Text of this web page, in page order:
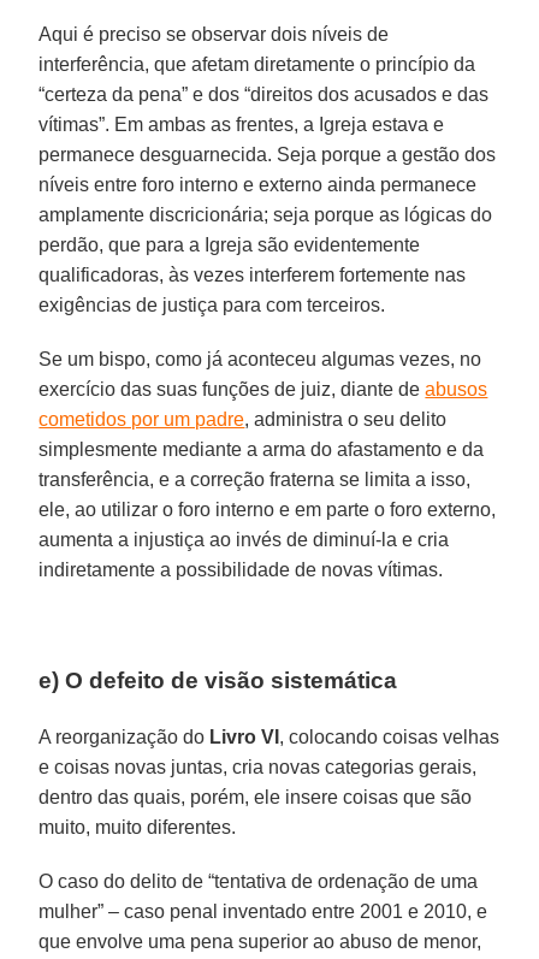
Aqui é preciso se observar dois níveis de
interferência, que afetam diretamente o princípio da
“certeza da pena” e dos “direitos dos acusados e das
vítimas”. Em ambas as frentes, a Igreja estava e
permanece desguarnecida. Seja porque a gestão dos
níveis entre foro interno e externo ainda permanece
amplamente discricionária; seja porque as lógicas do
perdão, que para a Igreja são evidentemente
qualificadoras, às vezes interferem fortemente nas
exigências de justiça para com terceiros.
Se um bispo, como já aconteceu algumas vezes, no
exercício das suas funções de juiz, diante deabusos
cometidos por um padre, administra o seu delito
simplesmente mediante a arma do afastamento e da
transferência, e a correção fraterna se limita a isso,
ele, ao utilizar o foro interno e em parte o foro externo,
aumenta a injustiça ao invés de diminuí-la e cria
indiretamente a possibilidade de novas vítimas.
e) O defeito de visão sistemática
A reorganização do Livro VI , colocando coisas velhas
e coisas novas juntas, cria novas categorias gerais,
dentro das quais, porém, ele insere coisas que são
muito, muito diferentes.
O caso do delito de “tentativa de ordenação de uma
mulher” – caso penal inventado entre 2001 e 2010, e
que envolve uma pena superior ao abuso de menor,